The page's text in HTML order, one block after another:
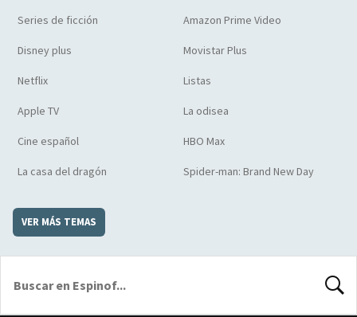
Series de ficción Amazon Prime Video
Disney plus Movistar Plus
Netflix Listas
Apple TV La odisea
Cine español HBO Max
La casa del dragón Spider-man: Brand New Day
VER MÁS TEMAS